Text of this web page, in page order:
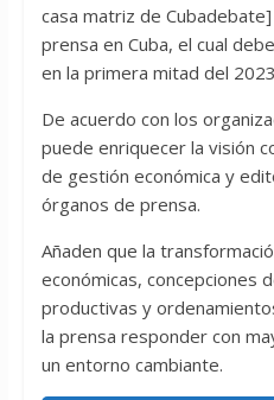
casa matriz de
prensa en Cuba, el cual
en la primera mitad del
De acuerdo con los
puede enriquecer la visión
de gestión económica y
órganos de prensa.
Añaden que la
económicas, concepciones
productivas y
la prensa responder con
un entorno cambiante.